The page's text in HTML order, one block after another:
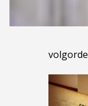
volgorde